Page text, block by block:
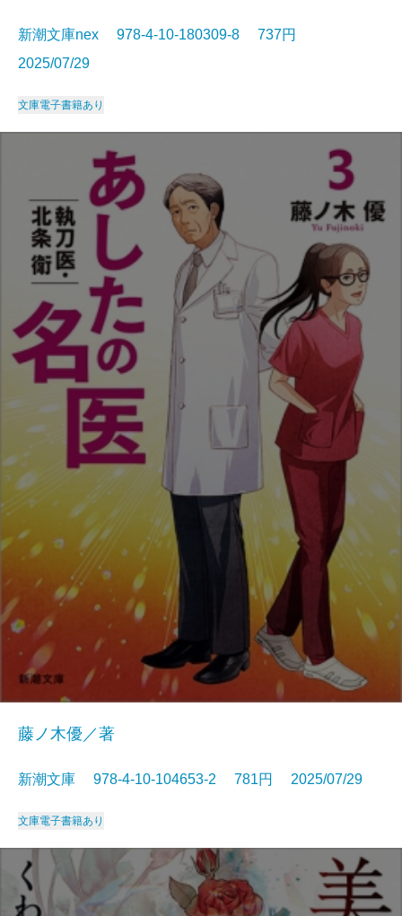
新潮文庫nex 978-4-10-180309-8 737円
2025/07/29
文庫電子書籍あり
藤ノ木優／著
新潮文庫 978-4-10-104653-2 781円 2025/07/29
文庫電子書籍あり